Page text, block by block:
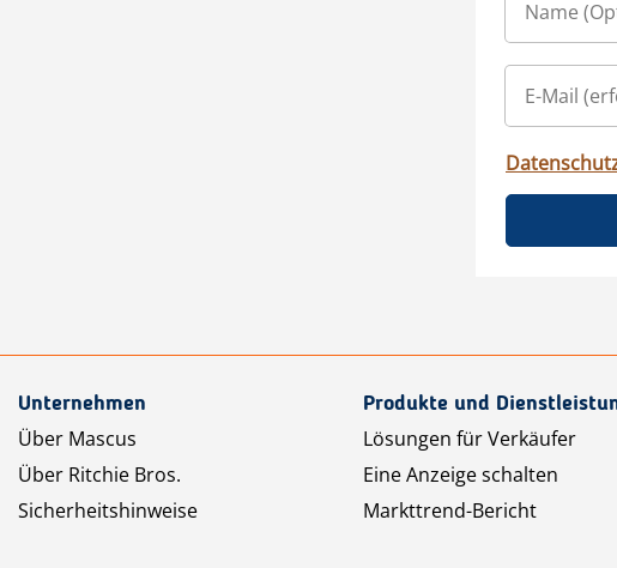
Unternehmen
Über Mascus
Über Ritchie Bros.
Sicherheitshinweise
Produkte und
Lösungen für Verkäufer
Eine Anzeige schalten
Markttrend-Bericht